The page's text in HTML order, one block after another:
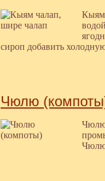
Кыям
сироп добавить
Чюлю
Чюлю
Чюлю